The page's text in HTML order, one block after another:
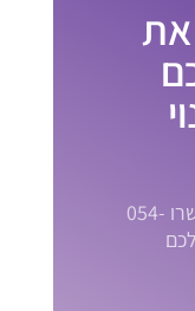
את
השאירו כאן פרטים או התקשרו 054-